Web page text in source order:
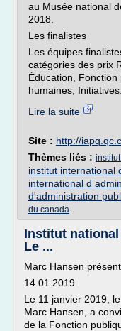
au Musée national
2018.
Les finalistes
Les équipes
catégories des prix
Éducation,
humaines,
Lire la suite
Site : http://
Thèmes liés :
institut international
international d
d'administration
du canada
Institut
Le ...
Marc Hansen
14.01.2019
Le 11 janvier 2019,
Marc Hansen, a
de la Fonction